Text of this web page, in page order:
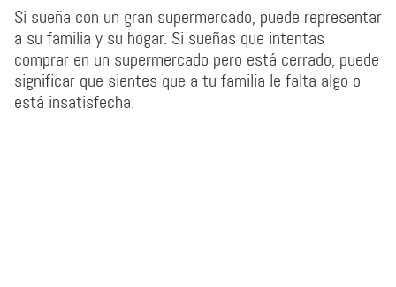
Si sueña con un gran supermercado, puede representar
a su familia y su hogar. Si sueñas que intentas
comprar en un supermercado pero está cerrado, puede
significar que sientes que a tu familia le falta algo o
está insatisfecha.